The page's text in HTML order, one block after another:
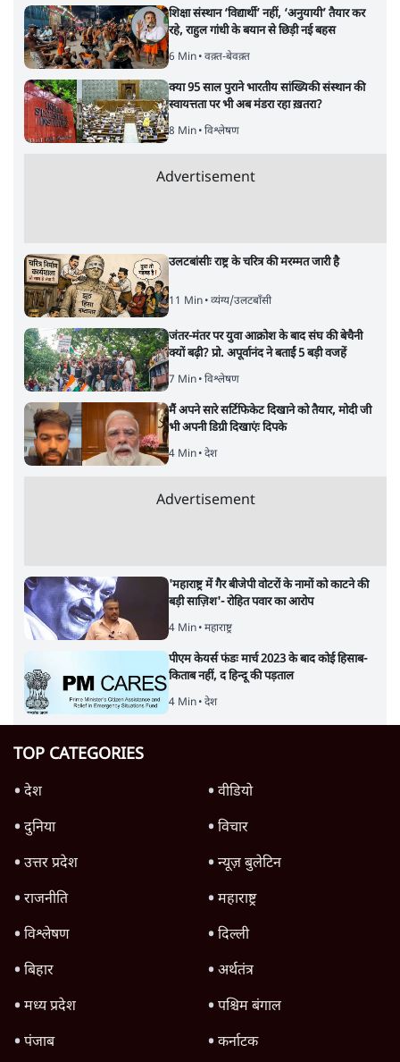
शिक्षा संस्थान ‘विद्यार्थी’ नहीं, ‘अनुयायी’ तैयार कर
रहे, राहुल गांधी के बयान से छिड़ी नई बहस
6 Min• वक़्त-बेवक़्त
क्या 95 साल पुराने भारतीय सांख्यिकी संस्थान की
स्वायत्तता पर भी अब मंडरा रहा ख़तरा?
8 Min• विश्लेषण
Advertisement
उलटबांसीः राष्ट्र के चरित्र की मरम्मत जारी है
11 Min• व्यंग्य/उलटबाँसी
जंतर-मंतर पर युवा आक्रोश के बाद संघ की बेचैनी
क्यों बढ़ी? प्रो. अपूर्वानंद ने बताईं 5 बड़ी वजहें
7 Min• विश्लेषण
मैं अपने सारे सर्टिफिकेट दिखाने को तैयार, मोदी जी
भी अपनी डिग्री दिखाएंः दिपके
4 Min• देश
Advertisement
'महाराष्ट्र में गैर बीजेपी वोटरों के नामों को काटने की
बड़ी साज़िश'- रोहित पवार का आरोप
4 Min• महाराष्ट्र
पीएम केयर्स फंडः मार्च 2023 के बाद कोई हिसाब-
किताब नहीं, द हिन्दू की पड़ताल
4 Min• देश
TOP CATEGORIES
देश
वीडियो
दुनिया
विचार
उत्तर प्रदेश
न्यूज़ बुलेटिन
राजनीति
महाराष्ट्र
विश्लेषण
दिल्ली
बिहार
अर्थतंत्र
मध्य प्रदेश
पश्चिम बंगाल
पंजाब
कर्नाटक